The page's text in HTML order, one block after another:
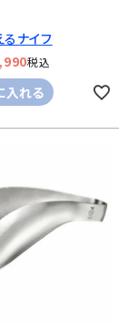
るナイフ
税込
入れる